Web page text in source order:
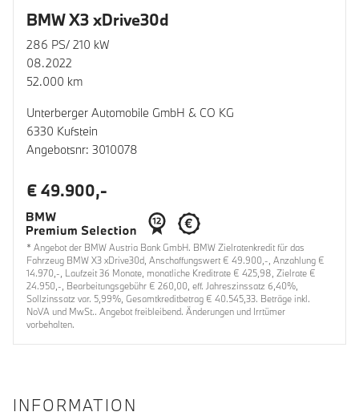
BMW X3 xDrive30d
286 PS/ 210 kW
08.2022
52.000 km
Unterberger Automobile GmbH & CO KG
6330 Kufstein
Angebotsnr: 3010078
€ 49.900,-
* Angebot der BMW Austria Bank GmbH. BMW Zielratenkredit für das
Fahrzeug BMW X3 xDrive30d, Anschaffungswert € 49.900,-, Anzahlung €
14.970,-, Laufzeit 36 Monate, monatliche Kreditrate € 425,98, Zielrate €
24.950,-, Bearbeitungsgebühr € 260,00, eff. Jahreszinssatz 6,40%,
Sollzinssatz var. 5,99%, Gesamtkreditbetrag € 40.545,33. Beträge inkl.
NoVA und MwSt.. Angebot freibleibend. Änderungen und Irrtümer
vorbehalten.
INFORMATION